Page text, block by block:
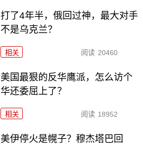
打了4年半，俄回过神，最大对手
不是乌克兰？
相关 阅读 20460
美国最狠的反华鹰派，怎么访个
华还委屈上了？
相关 阅读 18952
美伊停火是幌子？穆杰塔巴回